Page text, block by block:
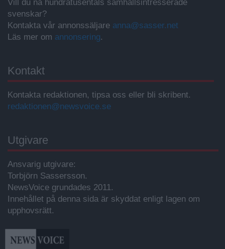
Vill du nå hundratusentals samhällsintresserade
svenskar?
Kontakta vår annonssäljare anna@sasser.net
Läs mer om annonsering.
Kontakt
Kontakta redaktionen, tipsa oss eller bli skribent.
redaktionen@newsvoice.se
Utgivare
Ansvarig utgivare:
Torbjörn Sassersson.
NewsVoice grundades 2011.
Innehållet på denna sida är skyddat enligt lagen om
upphovsrätt.